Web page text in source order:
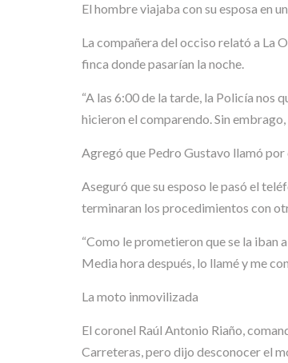
El hombre viajaba con su esposa en
La compañera del occiso relató a La
finca donde pasarían la noche.
“A las 6:00 de la tarde, la Policía
hicieron el comparendo. Sin
Agregó que Pedro Gustavo llamó
Aseguró que su esposo le pasó el
terminaran los procedimientos con
“Como le prometieron que se la iban
Media hora después, lo llamé y me
La moto inmovilizada
El coronel Raúl Antonio Riaño,
Carreteras, pero dijo desconocer el